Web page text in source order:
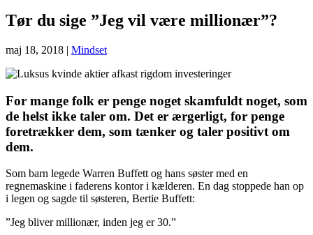
Tør du sige ”Jeg vil være millionær”?
maj 18, 2018 | Mindset
For mange folk er penge noget skamfuldt noget, som
de helst ikke taler om. Det er ærgerligt, for penge
foretrækker dem, som tænker og taler positivt om
dem.
Som barn legede Warren Buffett og hans søster med en
regnemaskine i faderens kontor i kælderen. En dag stoppede han op
i legen og sagde til søsteren, Bertie Buffett:
”Jeg bliver millionær, inden jeg er 30.”